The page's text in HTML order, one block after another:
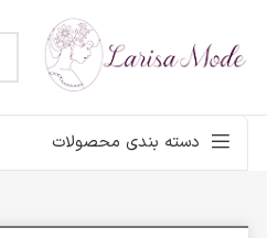
دسته بندی محصولات